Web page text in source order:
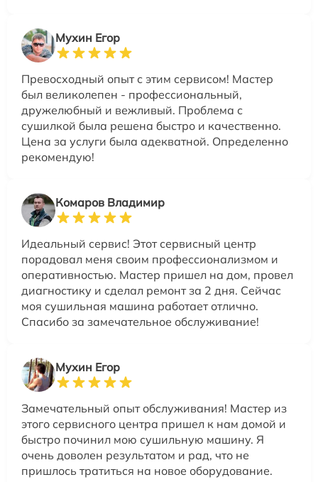
Мухин Егор
Превосходный опыт с этим сервисом! Мастер
был великолепен - профессиональный,
дружелюбный и вежливый. Проблема с
сушилкой была решена быстро и качественно.
Цена за услуги была адекватной. Определенно
рекомендую!
Комаров Владимир
Идеальный сервис! Этот сервисный центр
порадовал меня своим профессионализмом и
оперативностью. Мастер пришел на дом, провел
диагностику и сделал ремонт за 2 дня. Сейчас
моя сушильная машина работает отлично.
Спасибо за замечательное обслуживание!
Мухин Егор
Замечательный опыт обслуживания! Мастер из
этого сервисного центра пришел к нам домой и
быстро починил мою сушильную машину. Я
очень доволен результатом и рад, что не
пришлось тратиться на новое оборудование.